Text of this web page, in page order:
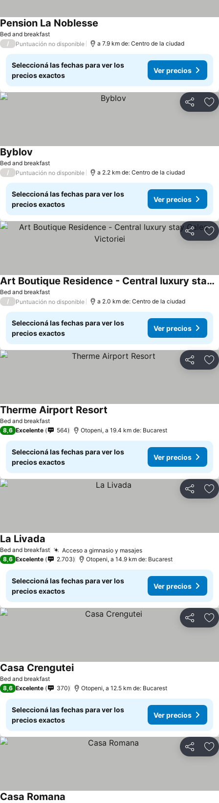
Bed and breakfast
Pension La Noblesse
/ Puntuación no disponible a 7.9 km de: Centro de la ciudad
Seleccioná las fechas para ver los
precios exactos
Ver precios
Compartir
Bed and breakfast
Byblov
/ Puntuación no disponible a 2.2 km de: Centro de la ciudad
Seleccioná las fechas para ver los
precios exactos
Ver precios
Compartir
Bed and breakfast
Art Boutique Residence - Central luxury stay Calea Victoriei
/ Puntuación no disponible a 2.0 km de: Centro de la ciudad
Seleccioná las fechas para ver los
precios exactos
Ver precios
Compartir
Bed and breakfast
Therme Airport Resort
8,6 Excelente 564 Otopeni, a 19.4 km de: Bucarest
Seleccioná las fechas para ver los
precios exactos
Ver precios
Compartir
Bed and breakfast Acceso a gimnasio y masajes
La Livada
8,6 Excelente 2.703 Otopeni, a 14.9 km de: Bucarest
Seleccioná las fechas para ver los
precios exactos
Ver precios
Compartir
Bed and breakfast
Casa Crengutei
8,6 Excelente 370 Otopeni, a 12.5 km de: Bucarest
Seleccioná las fechas para ver los
precios exactos
Ver precios
Compartir
Casa Romana